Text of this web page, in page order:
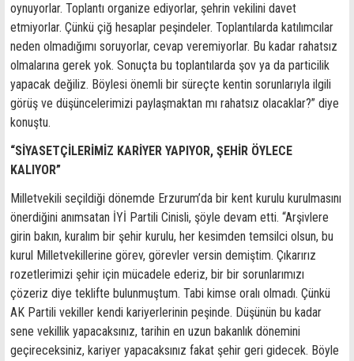
oynuyorlar. Toplantı organize ediyorlar, şehrin vekilini davet
etmiyorlar. Çünkü çiğ hesaplar peşindeler. Toplantılarda katılımcılar
neden olmadığımı soruyorlar, cevap veremiyorlar. Bu kadar rahatsız
olmalarına gerek yok. Sonuçta bu toplantılarda şov ya da particilik
yapacak değiliz. Böylesi önemli bir süreçte kentin sorunlarıyla ilgili
görüş ve düşüncelerimizi paylaşmaktan mı rahatsız olacaklar?” diye
konuştu.
“SİYASETÇİLERİMİZ KARİYER YAPIYOR, ŞEHİR ÖYLECE
KALIYOR”
Milletvekili seçildiği dönemde Erzurum’da bir kent kurulu kurulmasını
önerdiğini anımsatan İYİ Partili Cinisli, şöyle devam etti. “Arşivlere
girin bakın, kuralım bir şehir kurulu, her kesimden temsilci olsun, bu
kurul Milletvekillerine görev, görevler versin demiştim. Çıkarırız
rozetlerimizi şehir için mücadele ederiz, bir bir sorunlarımızı
çözeriz diye teklifte bulunmuştum. Tabi kimse oralı olmadı. Çünkü
AK Partili vekiller kendi kariyerlerinin peşinde. Düşünün bu kadar
sene vekillik yapacaksınız, tarihin en uzun bakanlık dönemini
geçireceksiniz, kariyer yapacaksınız fakat şehir geri gidecek. Böyle